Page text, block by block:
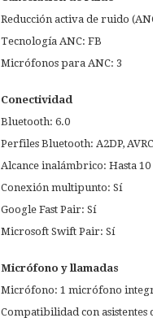
Reducción activa de ruido
Tecnología ANC: FB
Micrófonos para ANC: 3
Conectividad
Bluetooth: 6.0
Perfiles Bluetooth: A2DP,
Alcance inalámbrico: Hasta 10
Conexión multipunto: Sí
Google Fast Pair: Sí
Microsoft Swift Pair: Sí
Micrófono y llamadas
Micrófono: 1 micrófono
Compatibilidad con asistentes